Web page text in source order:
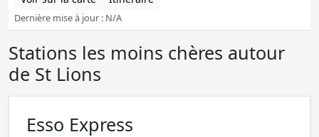
Dernière mise à jour : N/A
Stations les moins chères autour
de St Lions
Esso Express